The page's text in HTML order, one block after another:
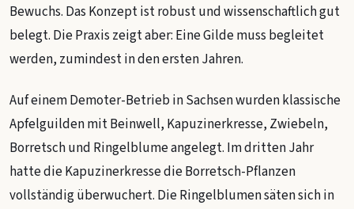
Bewuchs. Das Konzept ist robust und wissenschaftlich gut
belegt. Die Praxis zeigt aber: Eine Gilde muss begleitet
werden, zumindest in den ersten Jahren.
Auf einem Demoter-Betrieb in Sachsen wurden klassische
Apfelguilden mit Beinwell, Kapuzinerkresse, Zwiebeln,
Borretsch und Ringelblume angelegt. Im dritten Jahr
hatte die Kapuzinerkresse die Borretsch-Pflanzen
vollständig überwuchert. Die Ringelblumen säten sich in